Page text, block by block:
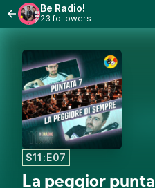
Be Radio!
23 followers
S11:E07
La peggior